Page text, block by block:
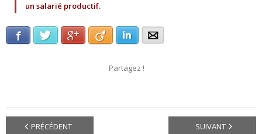
un salarié productif.
FacebookTwitterGoogle+ Viadeo LinkedInE-mail
Partagez !
PRÉCÉDENT SUIVANT